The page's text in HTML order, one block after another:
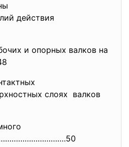
действия
и опорных валков на
слоях валков